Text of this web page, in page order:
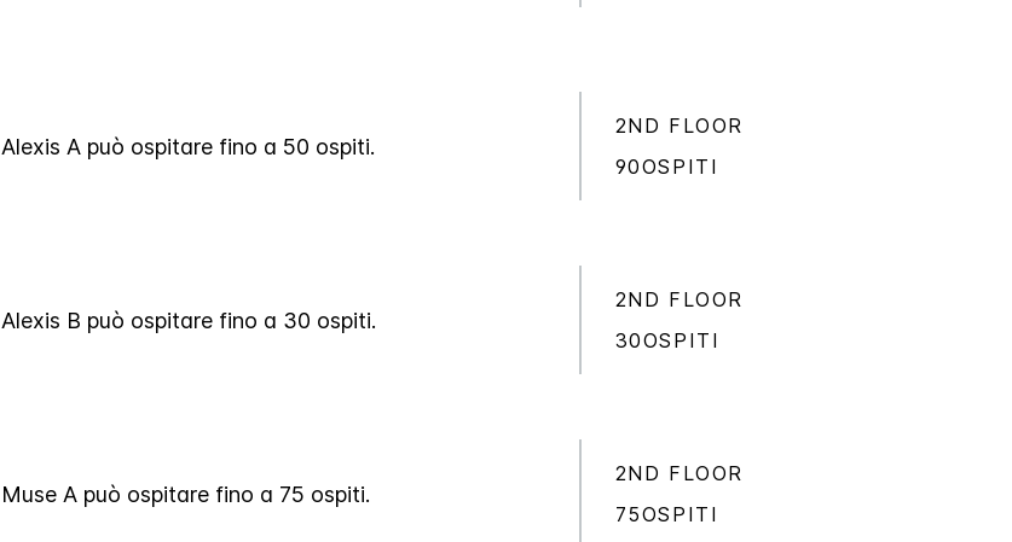
Alexis A può ospitare fino a 50 ospiti.
2ND FLOOR
90OSPITI
Alexis B può ospitare fino a 30 ospiti.
2ND FLOOR
30OSPITI
Muse A può ospitare fino a 75 ospiti.
2ND FLOOR
75OSPITI